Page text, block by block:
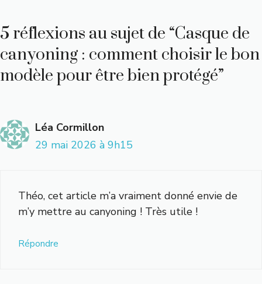
5 réflexions au sujet de “Casque de
canyoning : comment choisir le bon
modèle pour être bien protégé”
Léa Cormillon
29 mai 2026 à 9h15
Théo, cet article m’a vraiment donné envie de
m’y mettre au canyoning ! Très utile !
Répondre